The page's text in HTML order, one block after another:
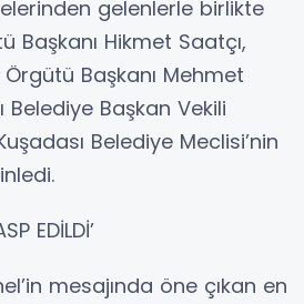
gelenlerle birlikte
Başkanı Hikmet Saatçı,
Örgütü Başkanı Mehmet
Belediye Başkan Vekili
Belediye Meclisi’nin
EDİLDİ’
mesajında öne çıkan en